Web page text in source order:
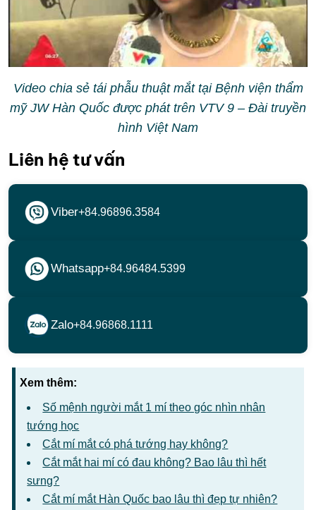
Video chia sẻ tái phẫu thuật mắt tại Bệnh viện thẩm
mỹ JW Hàn Quốc được phát trên VTV 9 – Đài truyền
hình Việt Nam
Liên hệ tư vấn
Viber+84.96896.3584
Whatsapp+84.96484.5399
Zalo+84.96868.1111
Xem thêm:
Số mệnh người mắt 1 mí theo góc nhìn nhân
tướng học
Cắt mí mắt có phá tướng hay không?
Cắt mắt hai mí có đau không? Bao lâu thì hết
sưng?
Cắt mí mắt Hàn Quốc bao lâu thì đẹp tự nhiên?